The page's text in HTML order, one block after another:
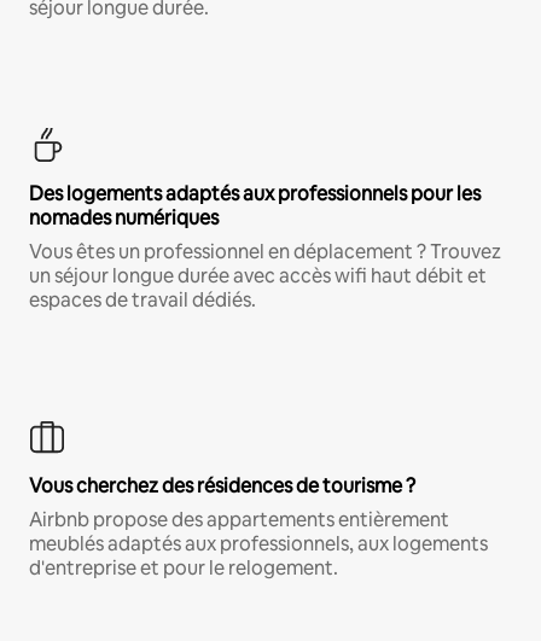
séjour longue durée.
Des logements adaptés aux professionnels pour les
nomades numériques
Vous êtes un professionnel en déplacement ? Trouvez
un séjour longue durée avec accès wifi haut débit et
espaces de travail dédiés.
Vous cherchez des résidences de tourisme ?
Airbnb propose des appartements entièrement
meublés adaptés aux professionnels, aux logements
d'entreprise et pour le relogement.